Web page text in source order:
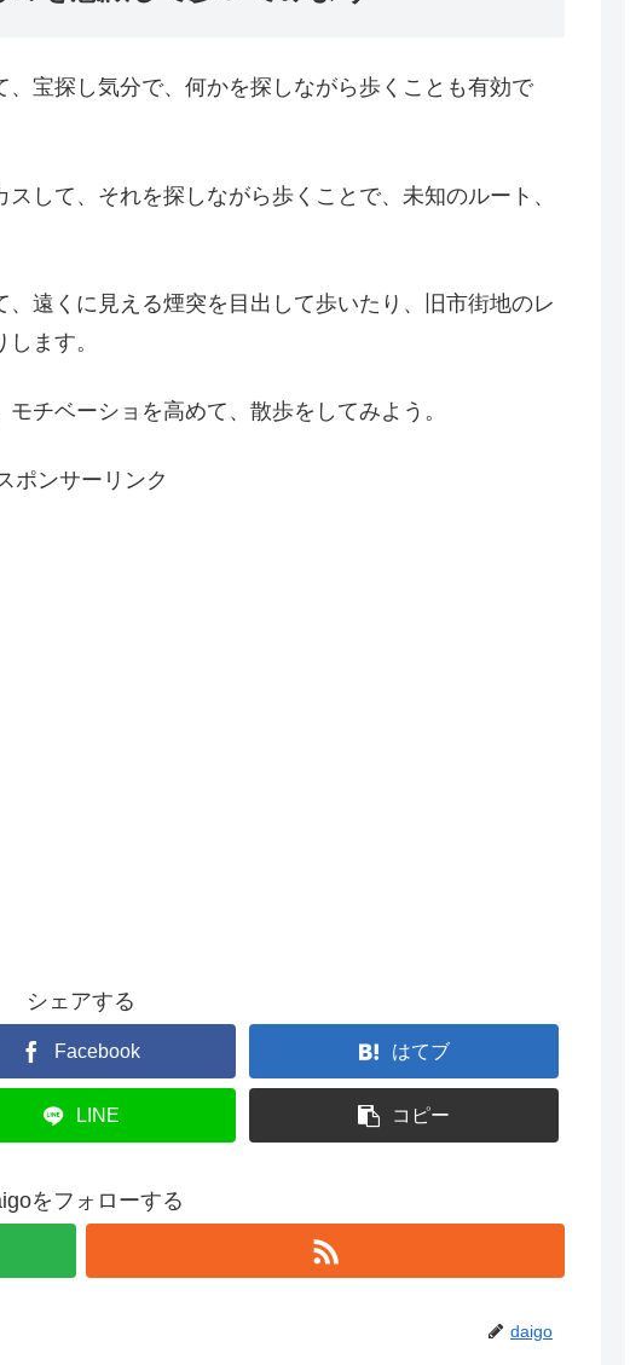
宝探し気分で、何かを探しながら歩くことも有効で
して、それを探しながら歩くことで、未知のルート、
遠くに見える煙突を目出して歩いたり、旧市街地のレ
ます。
チベーショを高めて、散歩をしてみよう。
ポンサーリンク
シェアする
Facebook はてブ
LINE コピー
をフォローする
daigo